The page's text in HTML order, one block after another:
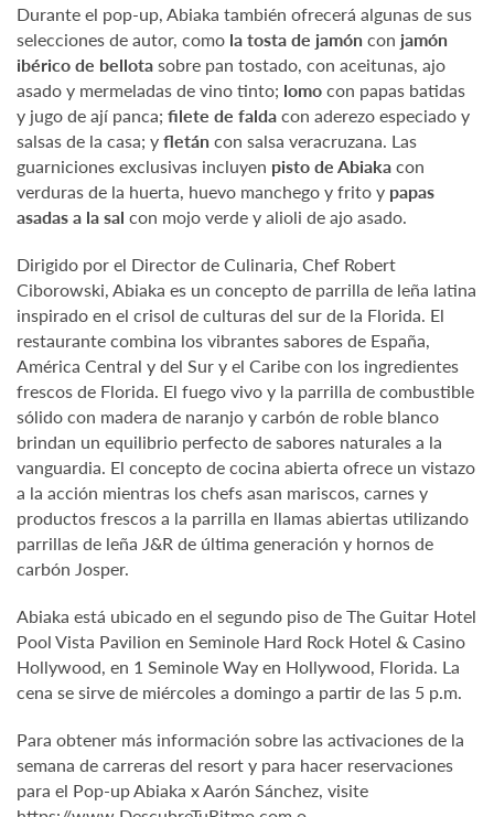
Durante el pop-up, Abiaka también ofrecerá algunas de sus
selecciones de autor, como la tosta de jamón con jamón
ibérico de bellotasobre pan tostado, con aceitunas, ajo
asado y mermeladas de vino tinto; lomocon papas batidas
y jugo de ají panca; filete de faldacon aderezo especiado y
salsas de la casa; yfletán con salsa veracruzana. Las
guarniciones exclusivas incluyen pisto de Abiakacon
verduras de la huerta, huevo manchego y frito y papas
asadas a la sal con mojo verde y alioli de ajo asado.
Dirigido por el Director de Culinaria, Chef Robert
Ciborowski, Abiaka es un concepto de parrilla de leña latina
inspirado en el crisol de culturas del sur de la Florida. El
restaurante combina los vibrantes sabores de España,
América Central y del Sur y el Caribe con los ingredientes
frescos de Florida. El fuego vivo y la parrilla de combustible
sólido con madera de naranjo y carbón de roble blanco
brindan un equilibrio perfecto de sabores naturales a la
vanguardia. El concepto de cocina abierta ofrece un vistazo
a la acción mientras los chefs asan mariscos, carnes y
productos frescos a la parrilla en llamas abiertas utilizando
parrillas de leña J&R de última generación y hornos de
carbón Josper.
Abiaka está ubicado en el segundo piso de The Guitar Hotel
Pool Vista Pavilion en Seminole Hard Rock Hotel & Casino
Hollywood, en 1 Seminole Way en Hollywood, Florida. La
cena se sirve de miércoles a domingo a partir de las 5 p.m.
Para obtener más información sobre las activaciones de la
semana de carreras del resort y para hacer reservaciones
para el Pop-up Abiaka x Aarón Sánchez, visite